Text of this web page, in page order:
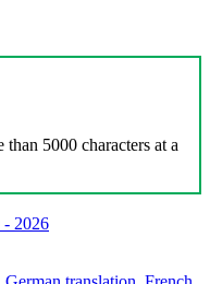
5000 characters at a
2026